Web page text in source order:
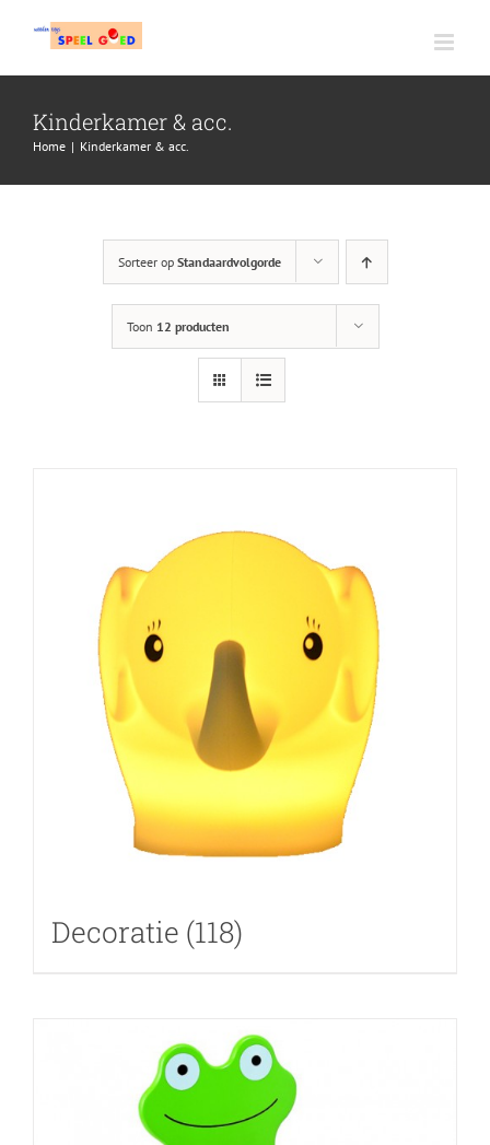
inhoud
Kinderkamer & acc.
Home | Kinderkamer & acc.
Sorteer op Standaardvolgorde
Toon 12 producten
Decoratie (118)